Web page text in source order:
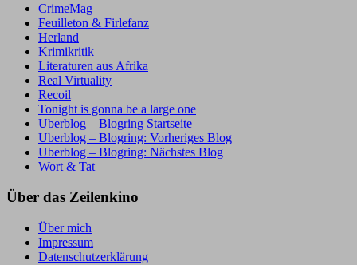
CrimeMag
Feuilleton & Firlefanz
Herland
Krimikritik
Literaturen aus Afrika
Real Virtuality
Recoil
Tonight is gonna be a large one
Uberblog – Blogring Startseite
Uberblog – Blogring: Vorheriges Blog
Uberblog – Blogring: Nächstes Blog
Wort & Tat
Über das Zeilenkino
Über mich
Impressum
Datenschutzerklärung